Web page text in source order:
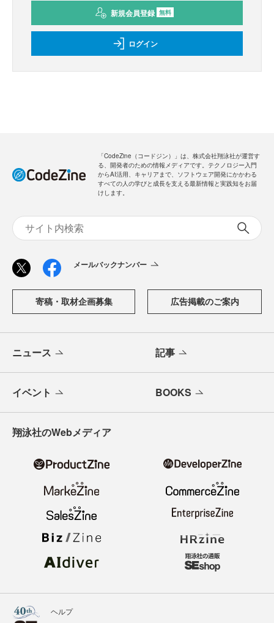
新規会員登録 無料
ログイン
「CodeZine（コードジン）」は、株式会社翔泳社が運営す
る、開発者のための情報メディアです。テクノロジー入門
からAI活用、キャリアまで、ソフトウェア開発にかかわる
すべての人の学びと成長を支える最新情報と実践知をお届
けします。
メールバックナンバー
寄稿・取材企画募集 広告掲載のご案内
ニュース 記事
イベント BOOKS
翔泳社のWebメディア
ヘルプ